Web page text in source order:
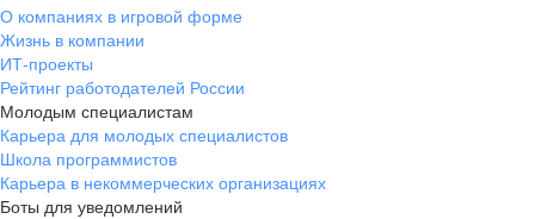
О компаниях в игровой форме
Жизнь в компании
ИТ-проекты
Рейтинг работодателей России
Молодым специалистам
Карьера для молодых специалистов
Школа программистов
Карьера в некоммерческих организациях
Боты для уведомлений